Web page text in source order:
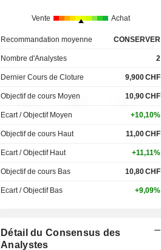
Vente Achat
Recommandation moyenne CONSERVER
Nombre d'Analystes 2
Dernier Cours de Cloture 9,900CHF
Objectif de cours Moyen 10,90CHF
Ecart / Objectif Moyen +10,10%
Objectif de cours Haut 11,00CHF
Ecart / Objectif Haut +11,11%
Objectif de cours Bas 10,80CHF
Ecart / Objectif Bas +9,09%
Détail du Consensus des
Analystes